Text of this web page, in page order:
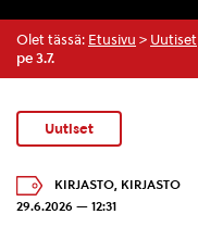
Olet tässä: Etusivu > Uutiset
pe 3.7.
Uutiset
KIRJASTO, KIRJASTO
29.6.2026 — 12:31